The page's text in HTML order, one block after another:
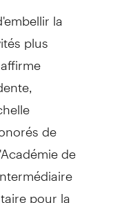
la
plus
de
de
pour la